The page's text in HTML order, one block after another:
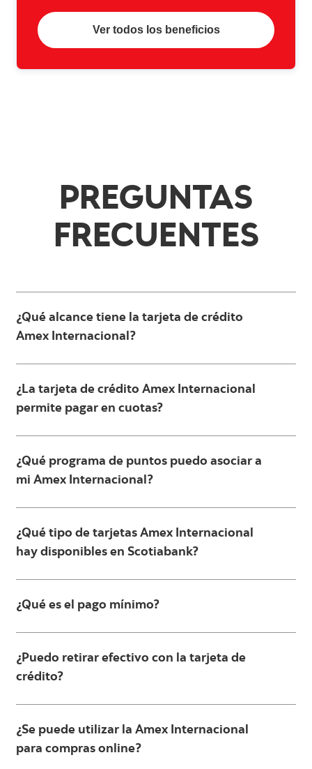
Ver todos los beneficios
PREGUNTAS
FRECUENTES
¿Qué alcance tiene la tarjeta de crédito
Amex Internacional?
¿La tarjeta de crédito Amex Internacional
permite pagar en cuotas?
¿Qué programa de puntos puedo asociar a
mi Amex Internacional?
¿Qué tipo de tarjetas Amex Internacional
hay disponibles en Scotiabank?
¿Qué es el pago mínimo?
¿Puedo retirar efectivo con la tarjeta de
crédito?
¿Se puede utilizar la Amex Internacional
para compras online?